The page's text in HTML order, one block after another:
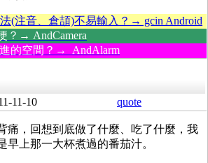
(注音、倉頡)不易輸入？→ gcin Android
？→ AndCamera
的空間？→ AndAlarm
11-10 quote
痛，回想到底做了什麼、吃了什麼，我
早上那一大杯煮過的番茄汁。